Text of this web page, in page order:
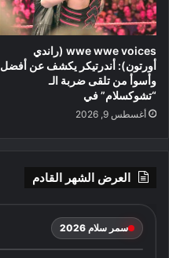
wwe wwe voices (راندي
أورتون): أندرتيكر يكشف عن أفضل
وأسوأ من تلقى ضربة الـ
“تشوكسلام” في
أغسطس 9, 2026
العرض الشهر القادم
سمر سلام 2026